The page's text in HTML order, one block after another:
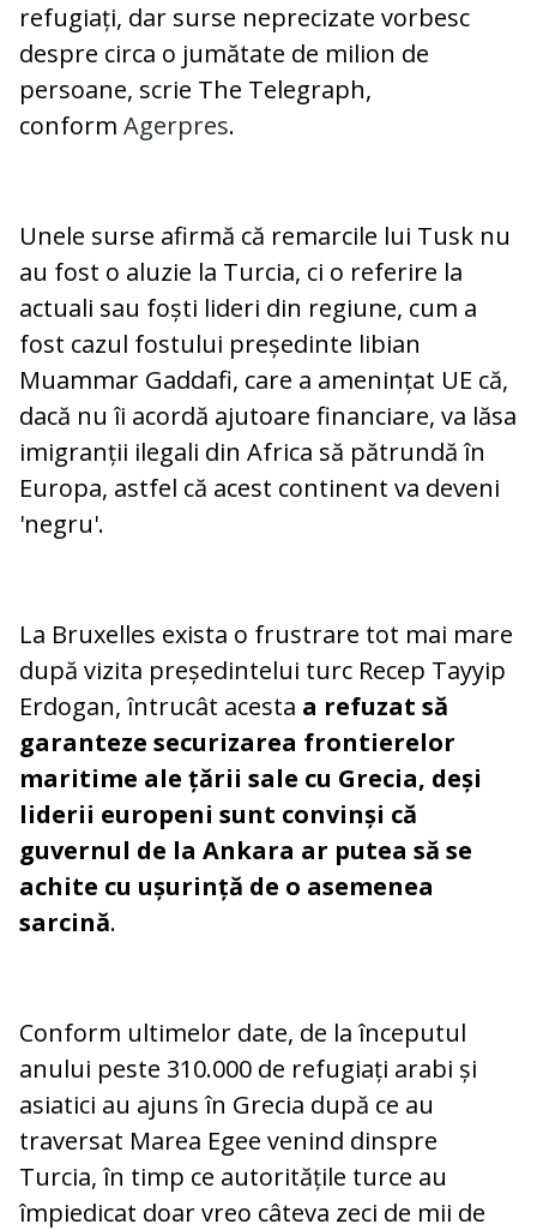
refugiați, dar surse neprecizate vorbesc
despre circa o jumătate de milion de
persoane, scrie The Telegraph,
conform Agerpres.
Unele surse afirmă că remarcile lui Tusk nu
au fost o aluzie la Turcia, ci o referire la
actuali sau foști lideri din regiune, cum a
fost cazul fostului președinte libian
Muammar Gaddafi, care a amenințat UE că,
dacă nu îi acordă ajutoare financiare, va lăsa
imigranții ilegali din Africa să pătrundă în
Europa, astfel că acest continent va deveni
'negru'.
La Bruxelles exista o frustrare tot mai mare
după vizita președintelui turc Recep Tayyip
Erdogan, întrucât acesta a refuzat să
garanteze securizarea frontierelor
maritime ale țării sale cu Grecia, deși
liderii europeni sunt convinși că
guvernul de la Ankara ar putea să se
achite cu ușurință de o asemenea
sarcină.
Conform ultimelor date, de la începutul
anului peste 310.000 de refugiați arabi și
asiatici au ajuns în Grecia după ce au
traversat Marea Egee venind dinspre
Turcia, în timp ce autoritățile turce au
împiedicat doar vreo câteva zeci de mii de